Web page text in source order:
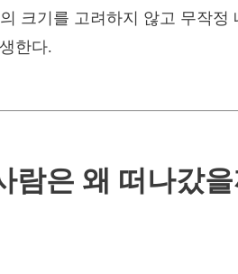
크기를 고려하지 않고 무작정
한다.
람은 왜 떠나갔을